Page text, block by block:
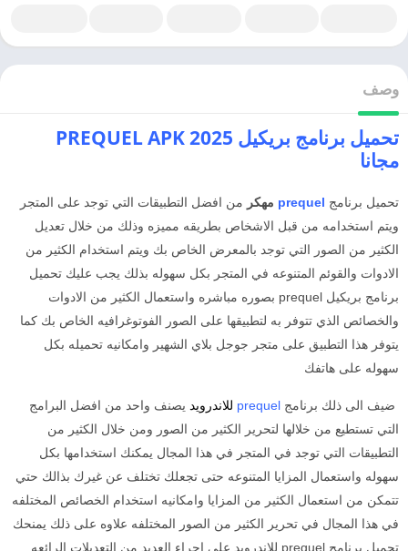
وصف
مجانا
تحميل برنامج مهكر من افضل التطبيقات التي توجد على المتجر
ويتم استخدامه من قبل الاشخاص بطريقه مميزه وذلك من خلال تعديل
الكثير من الصور التي توجد بالمعرض الخاص بك ويتم استخدام الكثير من
الادوات والقوئم المتنوعه في المتجر بكل سهوله بذلك يجب عليك تحميل
برنامج بريكيل prequel
بصوره مباشره واستعمال الكثير من الادوات
والخصائص الذي تتوفر به لتطبيقها على الصور الفوتوغرافيه الخاص بك كما
يتوفر هذا التطبيق على متجر جوجل بلاي الشهير وامكانيه تحميله بكل
سهوله على هاتفك
ضيف الى ذلك برنامج prequel للاندرويد يصنف واحد من افضل البرامج
التي تستطيع من خلالها لتحرير الكثير من الصور ومن خلال الكثير من
التطبيقات التي توجد في المتجر في هذا المجال يمكنك استخدامها بكل
سهوله واستعمال المزايا المتنوعه حتى تجعلك تختلف عن غيرك بذالك حتي
تتمكن من استعمال الكثير من المزايا وامكانيه استخدام الخصائص المختلفه
في هذا المجال في تحرير الكثير من الصور المختلفه علاوه على ذلك يمنحك
تحميل برنامج prequel للاندرويد
على اجراء العديد من التعديلات الرائعه